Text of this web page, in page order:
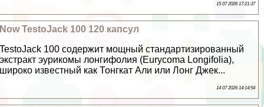
15 07 2026 17:21:37
Now TestoJack 100 120 капсул
TestoJack 100 содержит мощный стандартизированный
экстpaкт эурикомы лонгифолия (Eurycoma Longifolia),
широко известный как Тонгкат Али или Лонг Джек...
14 07 2026 14:14:54